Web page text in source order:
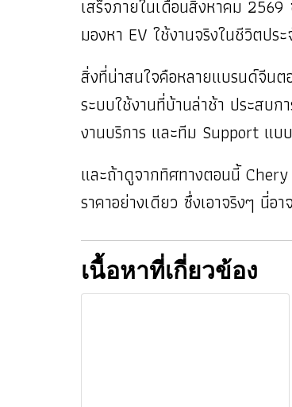
เสร็จภายในเดือนสิงหาคม
มองหา EV ใช้งานจริงในชีวิตประ
สิ่งที่น่าสนใจคือหลายแบรนด์จีนต
ระบบใช้งานที่บ้านล่าช้า ประสบ
งานบริการ และทีม Support แบ
และถ้าดูจากทิศทางตอนนี้
ราคาอย่างเดียว ซึ่งเอาจริงๆ นี่
เนื้อหาที่เกี่ยวข้อง